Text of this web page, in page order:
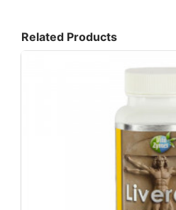
Related Products